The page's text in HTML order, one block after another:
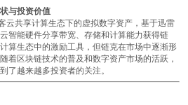
与投资价值
云共享计算生态下的虚拟数字资产，基于迅雷
智能硬件分享带宽、存储和计算能力获得链
算生态中的激励工具，但链克在市场中逐渐形
着区块链技术的普及和数字资产市场的活跃，
了越来越多投资者的关注。